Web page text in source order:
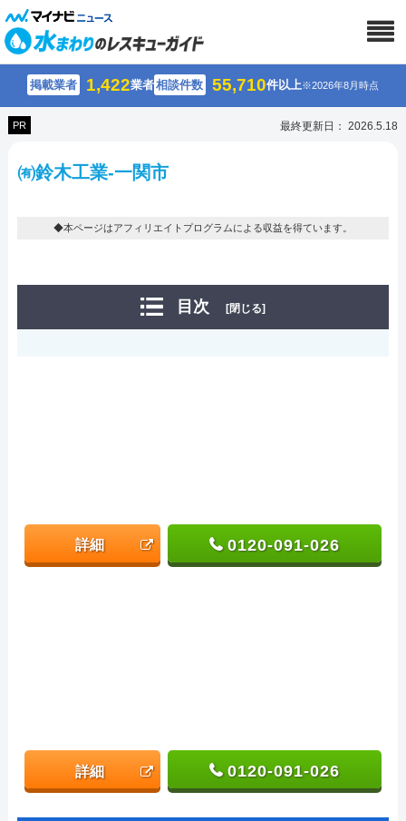
掲載業者 1,422業者相談件数 55,710件以上※2026年8月時点
PR 最終更新日： 2026.5.18
㈲鈴木工業-一関市
◆本ページはアフィリエイトプログラムによる収益を得ています。
目次 [閉じる]
詳細 0120-091-026
詳細 0120-091-026